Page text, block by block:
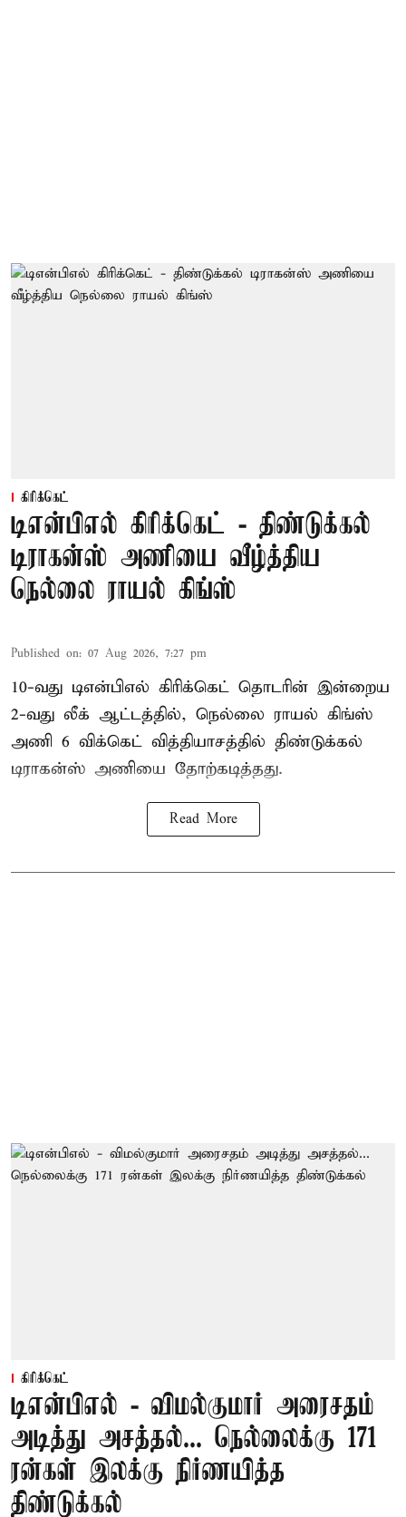
கிரிக்கெட்
டிஎன்பிஎல் கிரிக்கெட் - திண்டுக்கல்
டிராகன்ஸ் அணியை வீழ்த்திய
நெல்லை ராயல் கிங்ஸ்
Published on: 07 Aug 2026, 7:27 pm
10-வது டிஎன்பிஎல் கிரிக்கெட் தொடரின் இன்றைய
2-வது லீக் ஆட்டத்தில், நெல்லை ராயல் கிங்ஸ்
அணி 6 விக்கெட் வித்தியாசத்தில் திண்டுக்கல்
டிராகன்ஸ் அணியை தோற்கடித்தது.
Read More
கிரிக்கெட்
டிஎன்பிஎல் - விமல்குமார் அரைசதம்
அடித்து அசத்தல்... நெல்லைக்கு 171
ரன்கள் இலக்கு நிர்ணயித்த
திண்டுக்கல்